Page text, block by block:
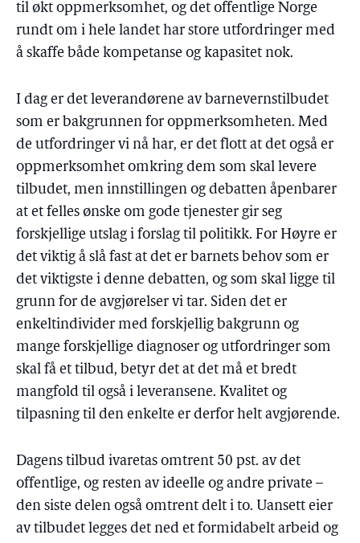
til økt oppmerksomhet, og det offentlige Norge
rundt om i hele landet har store utfordringer med
å skaffe både kompetanse og kapasitet nok.
I dag er det leverandørene av barnevernstilbudet
som er bakgrunnen for oppmerksomheten. Med
de utfordringer vi nå har, er det flott at det også er
oppmerksomhet omkring dem som skal levere
tilbudet, men innstillingen og debatten åpenbarer
at et felles ønske om gode tjenester gir seg
forskjellige utslag i forslag til politikk. For Høyre er
det viktig å slå fast at det er barnets behov som er
det viktigste i denne debatten, og som skal ligge til
grunn for de avgjørelser vi tar. Siden det er
enkeltindivider med forskjellig bakgrunn og
mange forskjellige diagnoser og utfordringer som
skal få et tilbud, betyr det at det må et bredt
mangfold til også i leveransene. Kvalitet og
tilpasning til den enkelte er derfor helt avgjørende.
Dagens tilbud ivaretas omtrent 50 pst. av det
offentlige, og resten av ideelle og andre private –
den siste delen også omtrent delt i to. Uansett eier
av tilbudet legges det ned et formidabelt arbeid og